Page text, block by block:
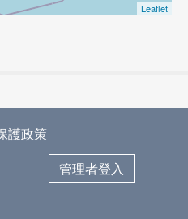
Leaflet
護政策
管理者登入